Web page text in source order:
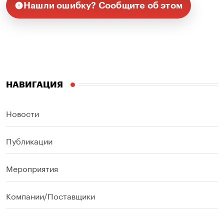
Нашли ошибку? Сообщите об этом
НАВИГАЦИЯ
Новости
Публикации
Мероприятия
Компании/Поставщики